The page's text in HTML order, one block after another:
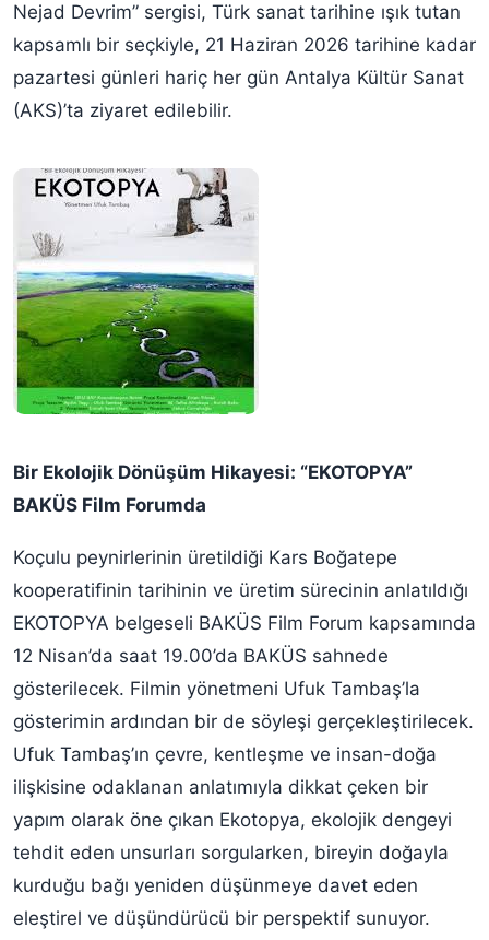
Nejad Devrim” sergisi, Türk sanat tarihine ışık tutan
kapsamlı bir seçkiyle, 21 Haziran 2026 tarihine kadar
pazartesi günleri hariç her gün Antalya Kültür Sanat
(AKS)’ta ziyaret edilebilir.
Bir Ekolojik Dönüşüm Hikayesi: “EKOTOPYA”
BAKÜS Film Forumda
Koçulu peynirlerinin üretildiği Kars Boğatepe
kooperatifinin tarihinin ve üretim sürecinin anlatıldığı
EKOTOPYA belgeseli BAKÜS Film Forum kapsamında
12 Nisan’da saat 19.00’da BAKÜS sahnede
gösterilecek. Filmin yönetmeni Ufuk Tambaş’la
gösterimin ardından bir de söyleşi gerçekleştirilecek.
Ufuk Tambaş’ın çevre, kentleşme ve insan-doğa
ilişkisine odaklanan anlatımıyla dikkat çeken bir
yapım olarak öne çıkan Ekotopya, ekolojik dengeyi
tehdit eden unsurları sorgularken, bireyin doğayla
kurduğu bağı yeniden düşünmeye davet eden
eleştirel ve düşündürücü bir perspektif sunuyor.